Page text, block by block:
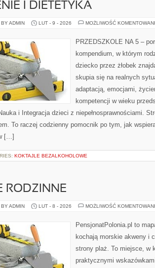
I DIETETYKA
ADMIN LUT - 9 - 2026 MOŻLIWOŚĆ
PRZEDSZKOLE NA 5 –
kompendium, w którym
dziecko przez żłobek
skupia się na realnych
adaptacją, emocjami,
kompetencji w wieku
i Integracja dzieci z niepełnosprawnościami.
To raczej codzienny pomocnik po tym, jak
[…]
KOKTAJLE BEZALKOHOLOWE
RODZINNE
ADMIN LUT - 8 - 2026 MOŻLIWOŚĆ
PensjonatPolonia.pl to
kochają morskie akweny i
strony plaż. To miejsce, w
praktycznymi